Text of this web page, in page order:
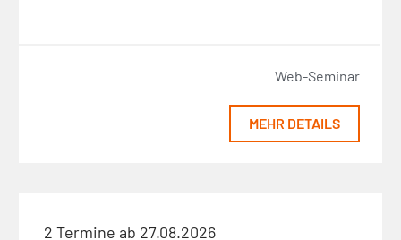
Web-Seminar
MEHR DETAILS
2 Termine ab 27.08.2026